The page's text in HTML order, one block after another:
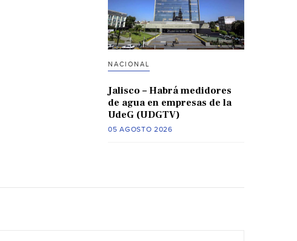
NACIONAL
Jalisco – Habrá medidores
de agua en empresas de la
UdeG (UDGTV)
05 AGOSTO 2026